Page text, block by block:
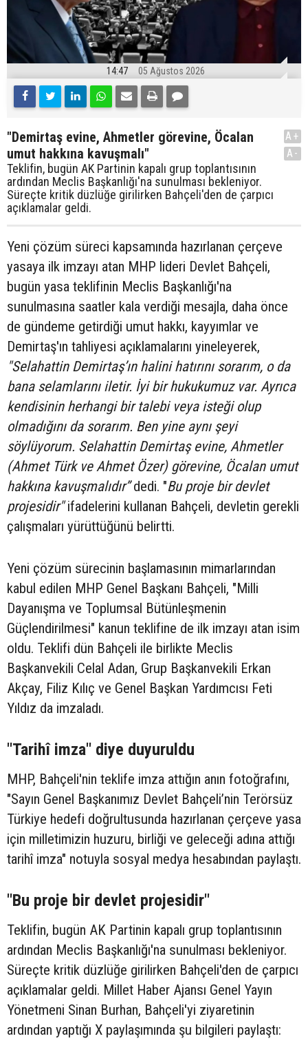
14:47 05 Ağustos 2026
"Demirtaş evine, Ahmetler görevine, Öcalan
umut hakkına kavuşmalı"
Teklifin, bugün AK Partinin kapalı grup toplantısının
ardından Meclis Başkanlığı'na sunulması bekleniyor.
Süreçte kritik düzlüğe girilirken Bahçeli'den de çarpıcı
açıklamalar geldi.
A+
A-
Yeni çözüm süreci kapsamında hazırlanan çerçeve
yasaya ilk imzayı atan MHP lideri Devlet Bahçeli,
bugün yasa teklifinin Meclis Başkanlığı'na
sunulmasına saatler kala verdiği mesajla, daha önce
de gündeme getirdiği umut hakkı, kayyımlar ve
Demirtaş'ın tahliyesi açıklamalarını yineleyerek,
"Selahattin Demirtaş’ın halini hatırını sorarım, o da
bana selamlarını iletir. İyi bir hukukumuz var. Ayrıca
kendisinin herhangi bir talebi veya isteği olup
olmadığını da sorarım. Ben yine aynı şeyi
söylüyorum. Selahattin Demirtaş evine, Ahmetler
(Ahmet Türk ve Ahmet Özer) görevine, Öcalan umut
hakkına kavuşmalıdır”dedi. "Bu proje bir devlet
projesidir"ifadelerini kullanan Bahçeli, devletin gerekli
çalışmaları yürüttüğünü belirtti.
Yeni çözüm sürecinin başlamasının mimarlarından
kabul edilen MHP Genel Başkanı Bahçeli, "Milli
Dayanışma ve Toplumsal Bütünleşmenin
Güçlendirilmesi" kanun teklifine de ilk imzayı atan isim
oldu. Teklifi dün Bahçeli ile birlikte Meclis
Başkanvekili Celal Adan, Grup Başkanvekili Erkan
Akçay, Filiz Kılıç ve Genel Başkan Yardımcısı Feti
Yıldız da imzaladı.
"Tarihî imza" diye duyuruldu
MHP, Bahçeli'nin teklife imza attığın anın fotoğrafını,
"Sayın Genel Başkanımız Devlet Bahçeli’nin Terörsüz
Türkiye hedefi doğrultusunda hazırlanan çerçeve yasa
için milletimizin huzuru, birliği ve geleceği adına attığı
tarihî imza" notuyla sosyal medya hesabından paylaştı.
"Bu proje bir devlet projesidir"
Teklifin, bugün AK Partinin kapalı grup toplantısının
ardından Meclis Başkanlığı'na sunulması bekleniyor.
Süreçte kritik düzlüğe girilirken Bahçeli'den de çarpıcı
açıklamalar geldi. Millet Haber Ajansı Genel Yayın
Yönetmeni Sinan Burhan, Bahçeli'yi ziyaretinin
ardından yaptığı X paylaşımında şu bilgileri paylaştı: